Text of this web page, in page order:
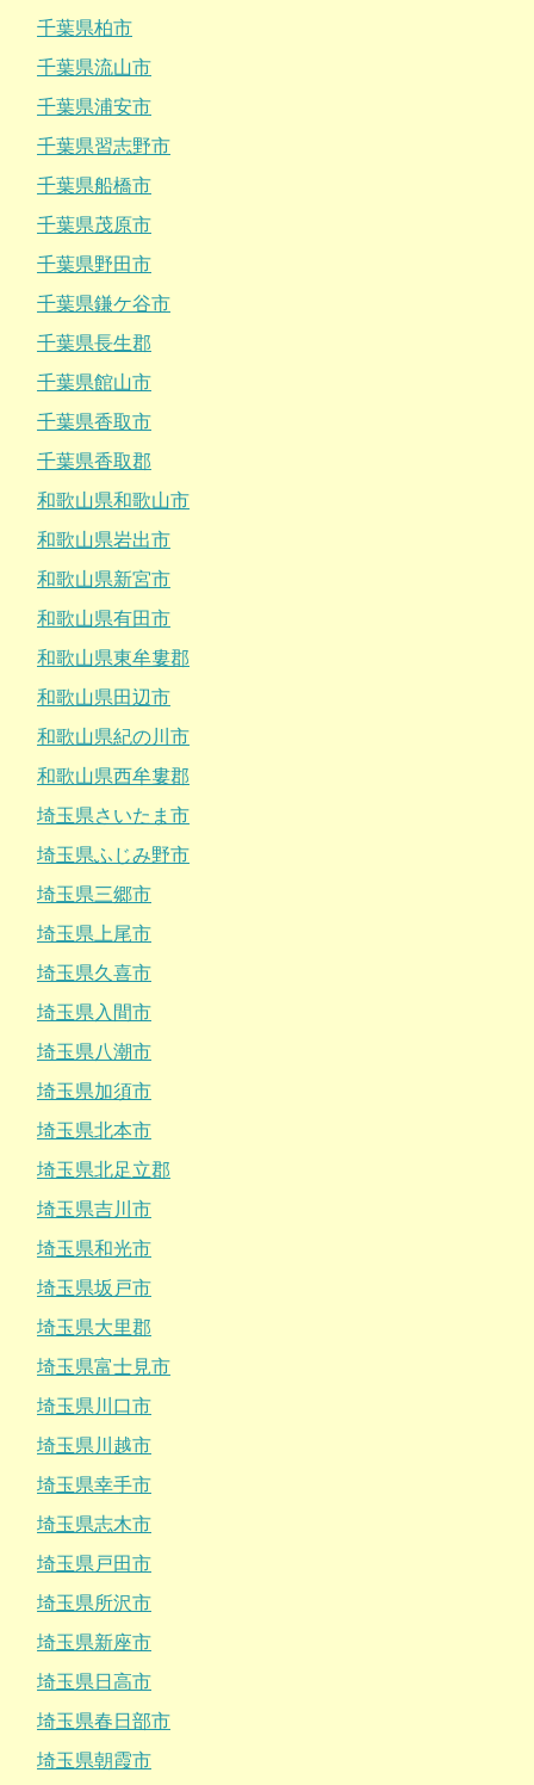
千葉県柏市
千葉県流山市
千葉県浦安市
千葉県習志野市
千葉県船橋市
千葉県茂原市
千葉県野田市
千葉県鎌ケ谷市
千葉県長生郡
千葉県館山市
千葉県香取市
千葉県香取郡
和歌山県和歌山市
和歌山県岩出市
和歌山県新宮市
和歌山県有田市
和歌山県東牟婁郡
和歌山県田辺市
和歌山県紀の川市
和歌山県西牟婁郡
埼玉県さいたま市
埼玉県ふじみ野市
埼玉県三郷市
埼玉県上尾市
埼玉県久喜市
埼玉県入間市
埼玉県八潮市
埼玉県加須市
埼玉県北本市
埼玉県北足立郡
埼玉県吉川市
埼玉県和光市
埼玉県坂戸市
埼玉県大里郡
埼玉県富士見市
埼玉県川口市
埼玉県川越市
埼玉県幸手市
埼玉県志木市
埼玉県戸田市
埼玉県所沢市
埼玉県新座市
埼玉県日高市
埼玉県春日部市
埼玉県朝霞市